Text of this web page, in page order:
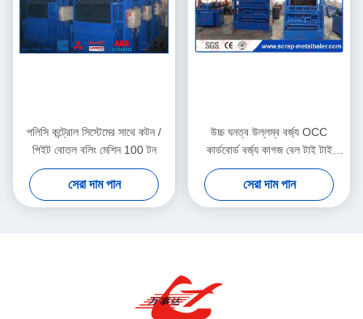
পলিসি কন্ট্রোল সিস্টেমের সাথে কটন /
পিইট বোতল বলিং মেশিন 100 টন
সেরা দাম পান
উচ্চ ঘনত্ব উল্লম্ব বর্জ্য OCC
কার্ডবোর্ড বর্জ্য কাগজ বেল টাই টাই
Y82-100
সেরা দাম পান